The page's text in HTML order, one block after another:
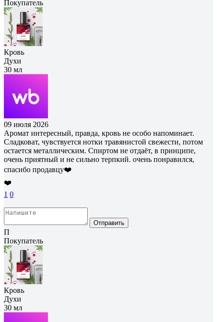
Покупатель
Кровь
Духи
30 мл
09 июля 2026
Аромат интересный, правда, кровь не особо напоминает.
Сладковат, чувствуется нотки травянистой свежести, потом
остается металлическим. Спиртом не отдаёт, в принципе,
очень приятный и не сильно терпкий. очень понравился,
спасибо продавцу❤️
❤️
1 0
Отправить
П
Покупатель
Кровь
Духи
30 мл